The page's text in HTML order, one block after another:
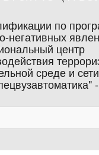
по
негативных
центр
среде и сети